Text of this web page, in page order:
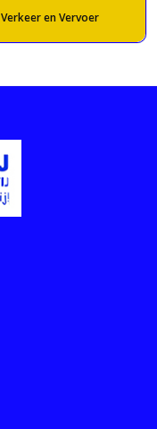
Verkeer en Vervoer